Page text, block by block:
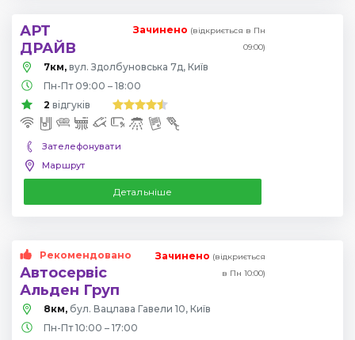
АРТ
ДРАЙВ
Зачинено (відкриється в Пн
09:00)
7км, вул. Здолбуновська 7д, Київ
Пн-Пт 09:00 – 18:00
2 відгуків
Зателефонувати
Маршрут
Детальніше
Рекомендовано
Автосервіс
Альден Груп
Зачинено (відкриється
в Пн 10:00)
8км, бул. Вацлава Гавели 10, Київ
Пн-Пт 10:00 – 17:00